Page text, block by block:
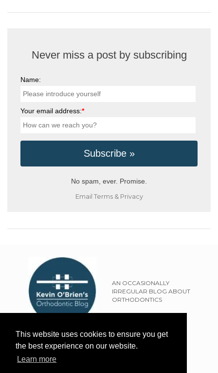
This website uses cookies to ensure you get
the best experience on our website.
Learn more
Never miss a post by subscribing
Name:
Your email address:*
No spam, ever. Promise.
Email Terms& Privacy
AN OCCASIONALLY
IRREGULAR BLOG ABOUT
ORTHODONTICS
SITEMAP
TERMS OF USE